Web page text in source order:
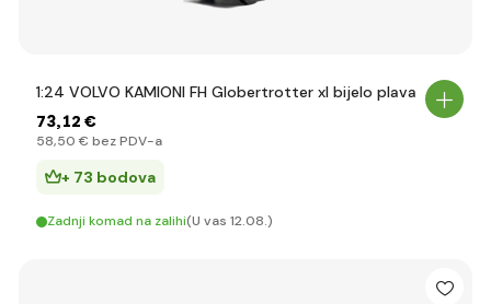
1:24 VOLVO KAMIONI FH Globertrotter xl bijelo plava
73,12 €
58,50 € bez PDV-a
+ 73 bodova
Zadnji komad na zalihi(U vas 12.08.)